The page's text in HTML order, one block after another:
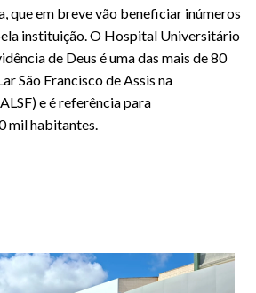
que em breve vão beneficiar inúmeros
instituição. O Hospital Universitário
de Deus é uma das mais de 80
São Francisco de Assis na
e é referência para
mil habitantes.